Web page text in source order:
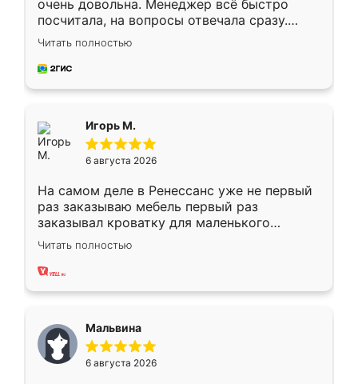
очень довольна. Менеджер всё быстро
посчитала, на вопросы отвечала сразу.
Замерщик приехал в субботу, подошёл к
делу со всей ответственностью. Собрали
за день, ребята работали аккуратно, даже
Читать полностью
Игорь М.
6 августа 2026
На самом деле в Ренессанс уже не первый
раз заказываю мебель первый раз
заказывал кроватку для маленького
ребёнка при его рождении ,во второй раз
заказал шкаф-купе. По качеству очень
хорошее сборка достаточно быстрая,
меньше, здесь же он более разнообразный.
Мне нравится ,если что-то потребуется из
мебели буду заказывать только здесь.
Читать полностью
Мальвина
6 августа 2026